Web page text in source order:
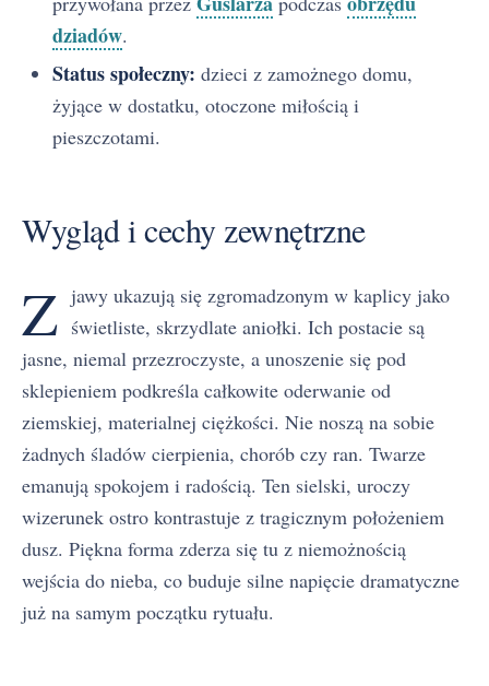
dziadów.
Status społeczny: dzieci z zamożnego domu,
żyjące w dostatku, otoczone miłością i
pieszczotami.
Wygląd i cechy zewnętrzne
Z jawy ukazują się zgromadzonym w kaplicy jako
świetliste, skrzydlate aniołki. Ich postacie są
jasne, niemal przezroczyste, a unoszenie się pod
sklepieniem podkreśla całkowite oderwanie od
ziemskiej, materialnej ciężkości. Nie noszą na sobie
żadnych śladów cierpienia, chorób czy ran. Twarze
emanują spokojem i radością. Ten sielski, uroczy
wizerunek ostro kontrastuje z tragicznym położeniem
dusz. Piękna forma zderza się tu z niemożnością
wejścia do nieba, co buduje silne napięcie dramatyczne
już na samym początku rytuału.